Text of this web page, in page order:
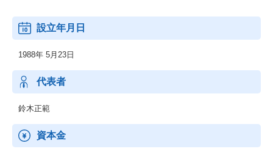
◆その他の事業：
顧客の経営上の問題点に係わる調査・分析、情報処理システムの
設立年月日
1988年 5月23日
代表者
鈴木正範
資本金